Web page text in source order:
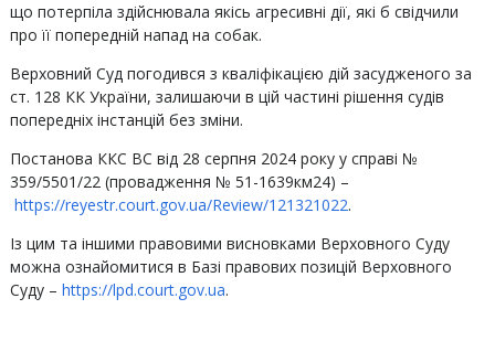
що потерпіла здійснювала якісь агресивні дії, які б свідчили
про її попередній напад на собак.
Верховний Суд погодився з кваліфікацією дій засудженого за
ст. 128 КК України, залишаючи в цій частині рішення судів
попередніх інстанцій без зміни.
Постанова ККС ВС від 28 серпня 2024 року у справі №
359/5501/22 (провадження № 51-1639км24) –
https://reyestr.court.gov.ua/Review/121321022.
Із цим та іншими правовими висновками Верховного Суду
можна ознайомитися в Базі правових позицій Верховного
Суду – https://lpd.court.gov.ua.